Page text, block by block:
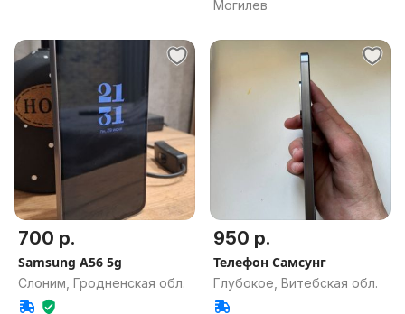
Могилев
700 р.
Samsung A56 5g
Слоним, Гродненская обл.
950 р.
Телефон Самсунг
Глубокое, Витебская обл.